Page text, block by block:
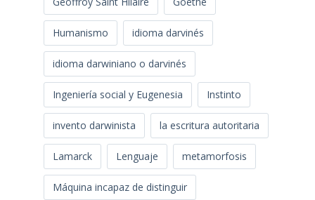
Humanismo idioma darvinés
idioma darwiniano o darvinés
Ingeniería social y Eugenesia Instinto
invento darwinista la escritura autoritaria
Lamarck Lenguaje metamorfosis
Máquina incapaz de distinguir